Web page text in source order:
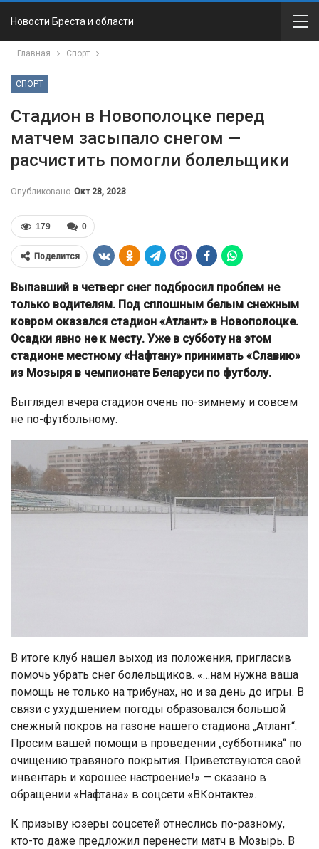
Новости Бреста и области
Главная Спорт
СПОРТ
Стадион в Новополоцке перед
матчем засыпало снегом —
расчистить помогли болельщики
Опубликовано Окт 28, 2023
0
179
Поделится
Выпавший в четверг снег подбросил проблем не
только водителям. Под сплошным белым снежным
ковром оказался стадион «Атлант» в Новополоцке.
Осадки явно не к месту. Уже в субботу на этом
стадионе местному «Нафтану» принимать «Славию»
из Мозыря в чемпионате Беларуси по футболу.
Выглядел вчера стадион очень по-зимнему и совсем
не по-футбольному.
В итоге клуб нашел выход из положения, пригласив
помочь убрать снег болельщиков. «…нам нужна ваша
помощь не только на трибунах, но и за день до игры. В
связи с ухудшением погоды образовался большой
снежный покров на газоне нашего стадиона „Атлант“.
Просим вашей помощи в проведении „субботника“ по
очищению травяного покрытия. Приветствуются свой
инвентарь и хорошее настроение!» — сказано в
обращении «Нафтана» в соцсети «ВКонтакте».
К призыву юзеры соцсетей отнеслись по-разному,
кто-то даже предложил перенести матч в Мозырь. В